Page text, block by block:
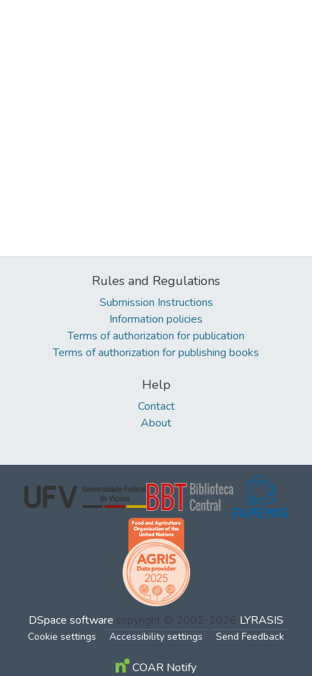
Rules and Regulations
Submission Instructions
Information policies
Terms of authorization for publication
Terms of authorization for publishing books
Help
Contact
About
DSpace software copyright © 2002-2026 LYRASIS
Cookie settings Accessibility settings Send Feedback
COAR Notify